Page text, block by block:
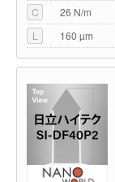
C
26 N/m
L
160 µm